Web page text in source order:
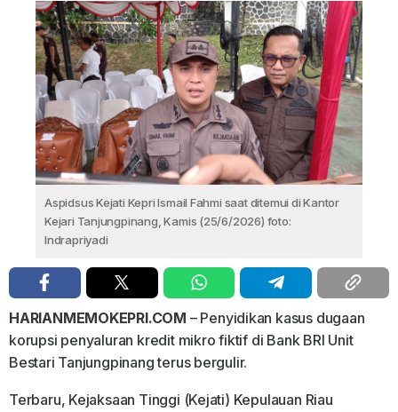
Aspidsus Kejati Kepri Ismail Fahmi saat ditemui di Kantor
Kejari Tanjungpinang, Kamis (25/6/2026) foto:
Indrapriyadi
HARIANMEMOKEPRI.COM – Penyidikan kasus dugaan
korupsi penyaluran kredit mikro fiktif di Bank BRI Unit
Bestari Tanjungpinang terus bergulir.
Terbaru, Kejaksaan Tinggi (Kejati) Kepulauan Riau